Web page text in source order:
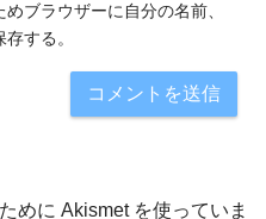
ブラウザーに自分の名前、
する。
めに Akismet を使っていま